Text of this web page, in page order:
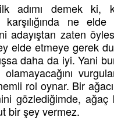
adımı demek ki,
ne
adayıştan zaten
elde etmeye gerek
daha da iyi. Yani
rol oynar. Bir
gözlediğimde,
bir şey vermez.